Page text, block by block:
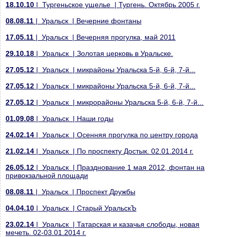
18.10.10 | Тургеньское ущелье | Тургень. Октябрь 2005 г.
08.08.11 | Уральск | Вечерние фонтаны
17.05.11 | Уральск | Вечерняя прогулка, май 2011
29.10.18 | Уральск | Золотая церковь в Уральске.
27.05.12 | Уральск | микрайоны Уральска 5-й, 6-й, 7-й...
27.05.12 | Уральск | микрайоны Уральска 5-й, 6-й, 7-й...
27.05.12 | Уральск | микрорайоны Уральска 5-й, 6-й, 7-й...
01.09.08 | Уральск | Наши годы
24.02.14 | Уральск | Осенняя прогулка по центру города
21.02.14 | Уральск | По проспекту Достык. 02.01.2014 г.
26.05.12 | Уральск | Празднование 1 мая 2012, фонтан на
привокзальной площади
08.08.11 | Уральск | Проспект Дружбы
04.04.10 | Уральск | Старый УральскЪ
23.02.14 | Уральск | Татарская и казачья слободы, новая
мечеть. 02-03.01.2014 г.